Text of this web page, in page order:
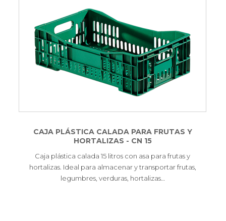
CAJA PLÁSTICA CALADA PARA FRUTAS Y
HORTALIZAS - CN 15
Caja plástica calada 15 litros con asa para frutas y
hortalizas. Ideal para almacenar y transportar frutas,
legumbres, verduras, hortalizas…